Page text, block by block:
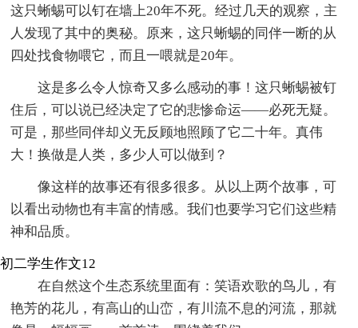
这只蜥蜴可以钉在墙上20年不死。经过几天的观察，主
人发现了其中的奥秘。原来，这只蜥蜴的同伴一断的从
四处找食物喂它，而且一喂就是20年。
这是多么令人惊奇又多么感动的事！这只蜥蜴被钉
住后，可以说已经决定了它的悲惨命运——必死无疑。
可是，那些同伴却义无反顾地照顾了它二十年。真伟
大！换做是人类，多少人可以做到？
像这样的故事还有很多很多。从以上两个故事，可
以看出动物也有丰富的情感。我们也要学习它们这些精
神和品质。
初二学生作文12
在自然这个生态系统里面有：笑语欢歌的鸟儿，有
艳芳的花儿，有高山的山峦，有川流不息的河流，那就